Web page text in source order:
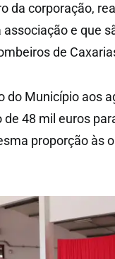
da corporação,
e que
de
do Município aos
48 mil euros
proporção às